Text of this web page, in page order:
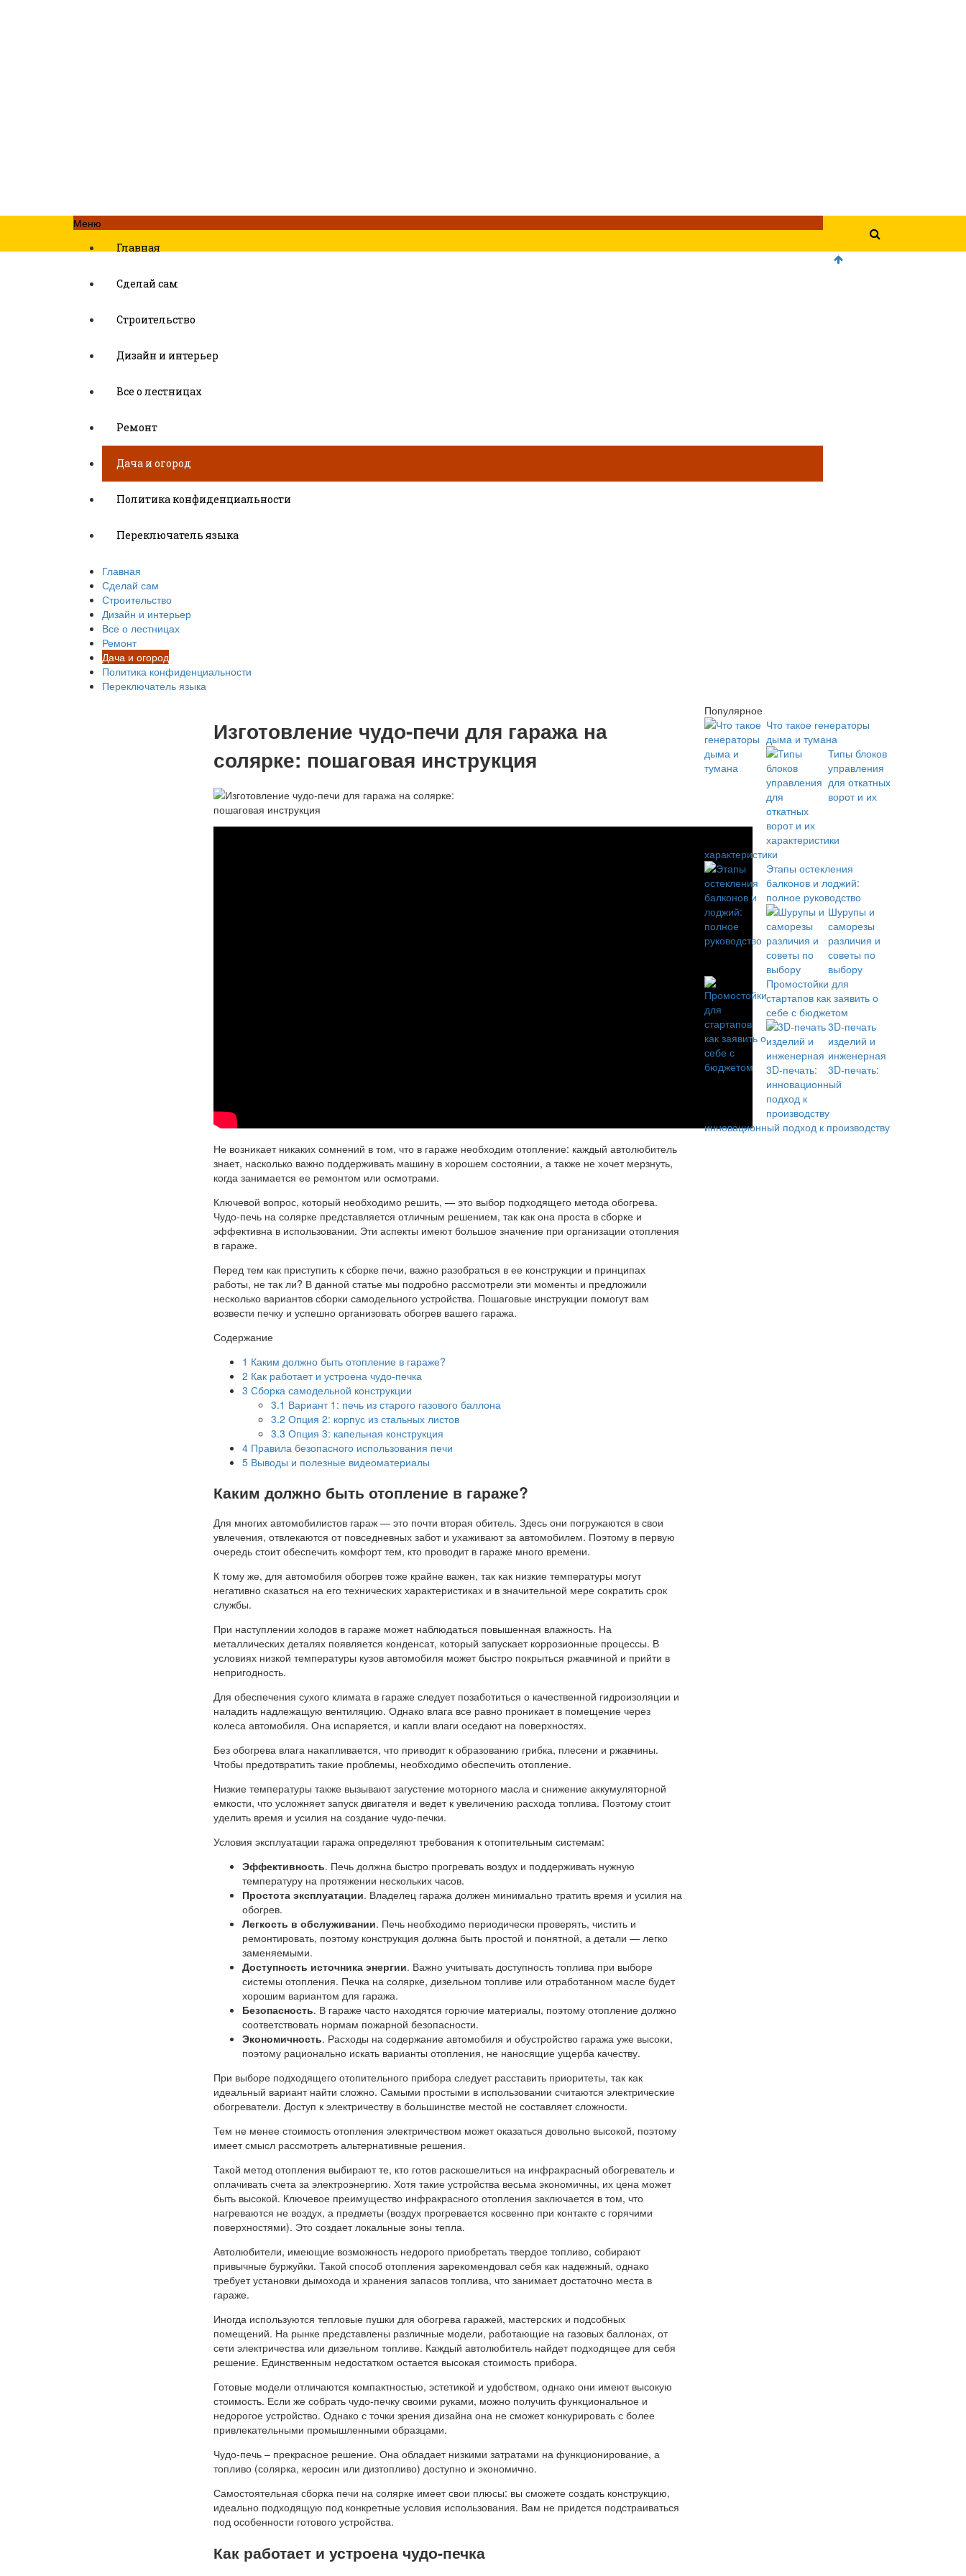
Меню
Главная
Сделай сам
Строительство
Дизайн и интерьер
Все о лестницах
Ремонт
Дача и огород
Политика конфиденциальности
Переключатель языка
Главная
Сделай сам
Строительство
Дизайн и интерьер
Все о лестницах
Ремонт
Дача и огород
Политика конфиденциальности
Переключатель языка
Изготовление чудо-печи для гаража на
солярке: пошаговая инструкция
Не возникает никаких сомнений в том, что в гараже необходим отопление: каждый автолюбитель
знает, насколько важно поддерживать машину в хорошем состоянии, а также не хочет мерзнуть,
когда занимается ее ремонтом или осмотрами.
Ключевой вопрос, который необходимо решить, — это выбор подходящего метода обогрева.
Чудо-печь на солярке представляется отличным решением, так как она проста в сборке и
эффективна в использовании. Эти аспекты имеют большое значение при организации отопления
в гараже.
Перед тем как приступить к сборке печи, важно разобраться в ее конструкции и принципах
работы, не так ли? В данной статье мы подробно рассмотрели эти моменты и предложили
несколько вариантов сборки самодельного устройства. Пошаговые инструкции помогут вам
возвести печку и успешно организовать обогрев вашего гаража.
Содержание
1 Каким должно быть отопление в гараже?
2 Как работает и устроена чудо-печка
3 Сборка самодельной конструкции
3.1 Вариант 1: печь из старого газового баллона
3.2 Опция 2: корпус из стальных листов
3.3 Опция 3: капельная конструкция
4 Правила безопасного использования печи
5 Выводы и полезные видеоматериалы
Каким должно быть отопление в гараже?
Для многих автомобилистов гараж — это почти вторая обитель. Здесь они погружаются в свои
увлечения, отвлекаются от повседневных забот и ухаживают за автомобилем. Поэтому в первую
очередь стоит обеспечить комфорт тем, кто проводит в гараже много времени.
К тому же, для автомобиля обогрев тоже крайне важен, так как низкие температуры могут
негативно сказаться на его технических характеристиках и в значительной мере сократить срок
службы.
При наступлении холодов в гараже может наблюдаться повышенная влажность. На
металлических деталях появляется конденсат, который запускает коррозионные процессы. В
условиях низкой температуры кузов автомобиля может быстро покрыться ржавчиной и прийти в
непригодность.
Для обеспечения сухого климата в гараже следует позаботиться о качественной гидроизоляции и
наладить надлежащую вентиляцию. Однако влага все равно проникает в помещение через
колеса автомобиля. Она испаряется, и капли влаги оседают на поверхностях.
Без обогрева влага накапливается, что приводит к образованию грибка, плесени и ржавчины.
Чтобы предотвратить такие проблемы, необходимо обеспечить отопление.
Низкие температуры также вызывают загустение моторного масла и снижение аккумуляторной
емкости, что усложняет запуск двигателя и ведет к увеличению расхода топлива. Поэтому стоит
уделить время и усилия на создание чудо-печки.
Условия эксплуатации гаража определяют требования к отопительным системам:
Эффективность. Печь должна быстро прогревать воздух и поддерживать нужную
температуру на протяжении нескольких часов.
Простота эксплуатации. Владелец гаража должен минимально тратить время и усилия на
обогрев.
Легкость в обслуживании. Печь необходимо периодически проверять, чистить и
ремонтировать, поэтому конструкция должна быть простой и понятной, а детали — легко
заменяемыми.
Доступность источника энергии. Важно учитывать доступность топлива при выборе
системы отопления. Печка на солярке, дизельном топливе или отработанном масле будет
хорошим вариантом для гаража.
Безопасность. В гараже часто находятся горючие материалы, поэтому отопление должно
соответствовать нормам пожарной безопасности.
Экономичность. Расходы на содержание автомобиля и обустройство гаража уже высоки,
поэтому рационально искать варианты отопления, не наносящие ущерба качеству.
При выборе подходящего отопительного прибора следует расставить приоритеты, так как
идеальный вариант найти сложно. Самыми простыми в использовании считаются электрические
обогреватели. Доступ к электричеству в большинстве местой не составляет сложности.
Тем не менее стоимость отопления электричеством может оказаться довольно высокой, поэтому
имеет смысл рассмотреть альтернативные решения.
Такой метод отопления выбирают те, кто готов раскошелиться на инфракрасный обогреватель и
оплачивать счета за электроэнергию. Хотя такие устройства весьма экономичны, их цена может
быть высокой. Ключевое преимущество инфракрасного отопления заключается в том, что
нагреваются не воздух, а предметы (воздух прогревается косвенно при контакте с горячими
поверхностями). Это создает локальные зоны тепла.
Автолюбители, имеющие возможность недорого приобретать твердое топливо, собирают
привычные буржуйки. Такой способ отопления зарекомендовал себя как надежный, однако
требует установки дымохода и хранения запасов топлива, что занимает достаточно места в
гараже.
Иногда используются тепловые пушки для обогрева гаражей, мастерских и подсобных
помещений. На рынке представлены различные модели, работающие на газовых баллонах, от
сети электричества или дизельном топливе. Каждый автолюбитель найдет подходящее для себя
решение. Единственным недостатком остается высокая стоимость прибора.
Готовые модели отличаются компактностью, эстетикой и удобством, однако они имеют высокую
стоимость. Если же собрать чудо-печку своими руками, можно получить функциональное и
недорогое устройство. Однако с точки зрения дизайна она не сможет конкурировать с более
привлекательными промышленными образцами.
Чудо-печь – прекрасное решение. Она обладает низкими затратами на функционирование, а
топливо (солярка, керосин или дизтопливо) доступно и экономично.
Самостоятельная сборка печи на солярке имеет свои плюсы: вы сможете создать конструкцию,
идеально подходящую под конкретные условия использования. Вам не придется подстраиваться
под особенности готового устройства.
Как работает и устроена чудо-печка
Популярное
Что такое генераторы
дыма и тумана
Типы блоков
управления
для откатных
ворот и их
характеристики
Этапы остекления
балконов и лоджий:
полное руководство
Шурупы и
саморезы
различия и
советы по
выбору
Промостойки для
стартапов как заявить о
себе с бюджетом
3D-печать
изделий и
инженерная
3D-печать:
инновационный подход к производству